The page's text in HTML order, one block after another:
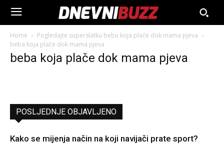
Home
Pogledajte superslatku bebu koja plače dok mama pjeva
beba koja plače dok mama pjeva
beba koja plače dok mama pjeva
POSLJEDNJE OBJAVLJENO
Kako se mijenja način na koji navijači prate sport?